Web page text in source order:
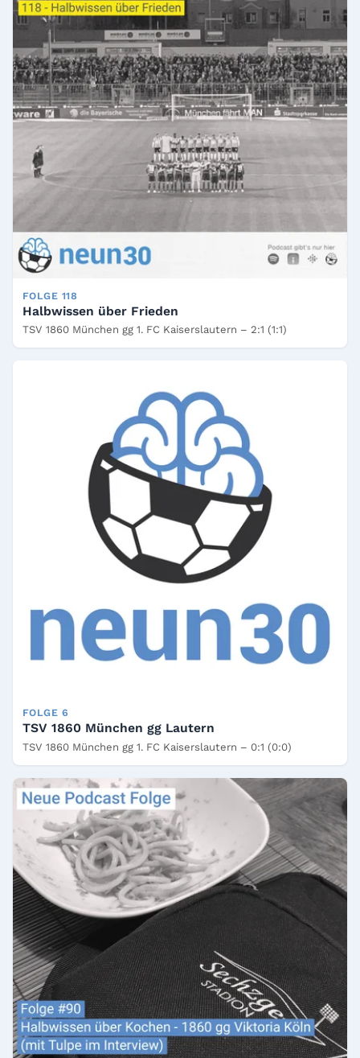
FOLGE 118
Halbwissen über Frieden
TSV 1860 München gg 1. FC Kaiserslautern – 2:1 (1:1)
FOLGE 6
TSV 1860 München gg Lautern
TSV 1860 München gg 1. FC Kaiserslautern – 0:1 (0:0)